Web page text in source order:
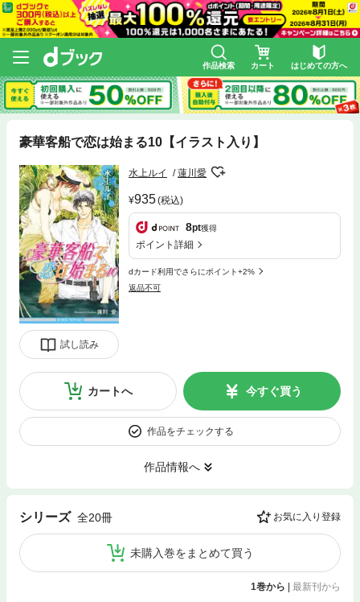
作品検索 カート はじめての方へ
豪華客船で恋は始まる10【イラスト入り】
試し読み
水上ルイ 蓮川愛
935(税込)
8pt獲得
ポイント詳細
dカード利用でさらにポイント+2%
返品不可
カートへ 今すぐ買う
作品をチェックする
作品情報へ
シリーズ 全20冊 お気に入り登録
未購入巻をまとめて買う
1巻から 最新刊から